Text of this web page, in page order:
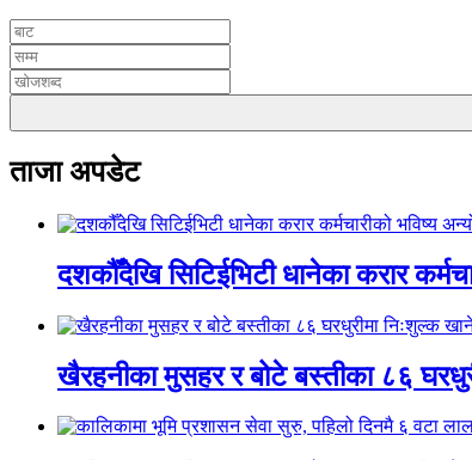
ताजा अपडेट
दशकौँदेखि सिटिईभिटी धानेका करार
खैरहनीका मुसहर र बोटे बस्तीका ८६